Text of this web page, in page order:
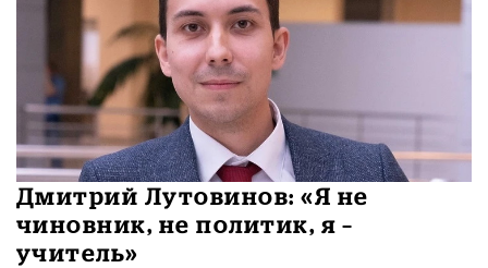
Дмитрий Лутовинов: «Я не
чиновник, не политик, я –
учитель»